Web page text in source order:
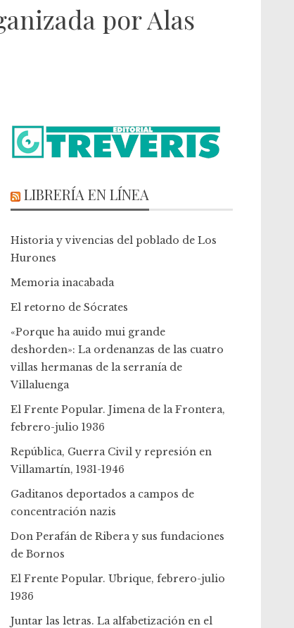
por Alas
LIBRERÍA EN LÍNEA
Historia y vivencias del poblado de Los
Hurones
Memoria inacabada
El retorno de Sócrates
«Porque ha auido mui grande
deshorden»: La ordenanzas de las cuatro
villas hermanas de la serranía de
Villaluenga
El Frente Popular. Jimena de la Frontera,
febrero-julio 1936
República, Guerra Civil y represión en
Villamartín, 1931-1946
Gaditanos deportados a campos de
concentración nazis
Don Perafán de Ribera y sus fundaciones
de Bornos
El Frente Popular. Ubrique, febrero-julio
1936
Juntar las letras. La alfabetización en el